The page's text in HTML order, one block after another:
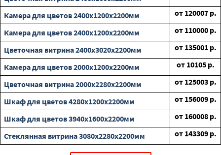
Камера для цветов 2400х1200х2200мм
от 120007 р.
Камера для цветов 2400х1200х2200мм
от 110000 р.
Цветочная витрина 2400х3020х2200мм
от 135001 р.
Камера для цветов 2000х1200х2200мм
от 10105 р.
Цветочная витрина 2000х2280х2200мм
от 125003 р.
Шкаф для цветов 4280х1200х2200мм
от 156009 р.
Шкаф для цветов 3940х1600х2200мм
от 160008 р.
Стеклянная витрина 3080х2280х2200мм
от 143309 р.